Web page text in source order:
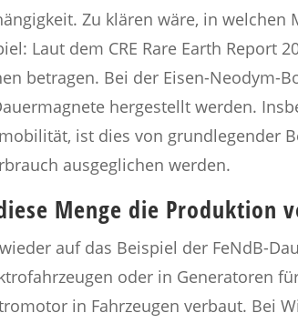
Zu klären wäre, in
Laut dem CRE Rare Earth Report
betragen. Bei der Eisen-Neodym-
hergestellt werden.
ist dies von grundlegender
ausgeglichen werden.
Menge die Produktion
auf das Beispiel der FeNdB-
oder in Generatoren
in Fahrzeugen verbaut. Bei